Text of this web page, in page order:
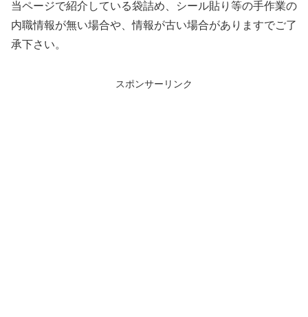
当ページで紹介している袋詰め、シール貼り等の手作業の
内職情報が無い場合や、情報が古い場合がありますでご了
承下さい。
スポンサーリンク